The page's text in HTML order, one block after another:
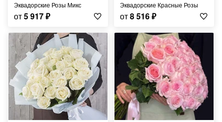
Эквадорские Розы Микс
от5 917₽
Эквадорские Красные Розы
от8 516₽